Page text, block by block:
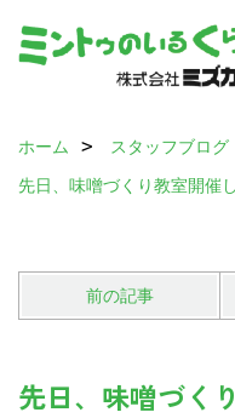
ホーム
スタッフブログ
先日、味噌づくり教室開催
前の記事
先日、味噌づく